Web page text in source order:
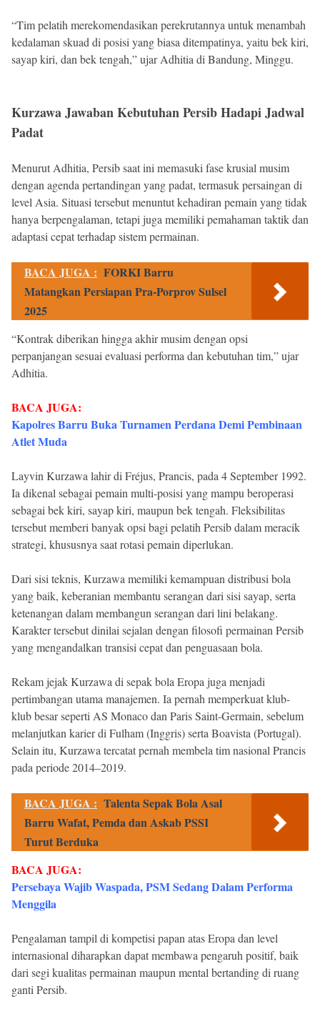
“Tim pelatih merekomendasikan perekrutannya untuk menambah
kedalaman skuad di posisi yang biasa ditempatinya, yaitu bek kiri,
sayap kiri, dan bek tengah,” ujar Adhitia di Bandung, Minggu.
Kurzawa Jawaban Kebutuhan Persib Hadapi Jadwal
Padat
Menurut Adhitia, Persib saat ini memasuki fase krusial musim
dengan agenda pertandingan yang padat, termasuk persaingan di
level Asia. Situasi tersebut menuntut kehadiran pemain yang tidak
hanya berpengalaman, tetapi juga memiliki pemahaman taktik dan
adaptasi cepat terhadap sistem permainan.
BACA JUGA : FORKI Barru
Matangkan Persiapan Pra-Porprov Sulsel
2025
“Kontrak diberikan hingga akhir musim dengan opsi
perpanjangan sesuai evaluasi performa dan kebutuhan tim,” ujar
Adhitia.
BACA JUGA:
Kapolres Barru Buka Turnamen Perdana Demi Pembinaan
Atlet Muda
Layvin Kurzawa lahir di Fréjus, Prancis, pada 4 September 1992.
Ia dikenal sebagai pemain multi-posisi yang mampu beroperasi
sebagai bek kiri, sayap kiri, maupun bek tengah. Fleksibilitas
tersebut memberi banyak opsi bagi pelatih Persib dalam meracik
strategi, khususnya saat rotasi pemain diperlukan.
Dari sisi teknis, Kurzawa memiliki kemampuan distribusi bola
yang baik, keberanian membantu serangan dari sisi sayap, serta
ketenangan dalam membangun serangan dari lini belakang.
Karakter tersebut dinilai sejalan dengan filosofi permainan Persib
yang mengandalkan transisi cepat dan penguasaan bola.
Rekam jejak Kurzawa di sepak bola Eropa juga menjadi
pertimbangan utama manajemen. Ia pernah memperkuat klub-
klub besar seperti AS Monaco dan Paris Saint-Germain, sebelum
melanjutkan karier di Fulham (Inggris) serta Boavista (Portugal).
Selain itu, Kurzawa tercatat pernah membela tim nasional Prancis
pada periode 2014–2019.
BACA JUGA : Talenta Sepak Bola Asal
Barru Wafat, Pemda dan Askab PSSI
Turut Berduka
BACA JUGA:
Persebaya Wajib Waspada, PSM Sedang Dalam Performa
Menggila
Pengalaman tampil di kompetisi papan atas Eropa dan level
internasional diharapkan dapat membawa pengaruh positif, baik
dari segi kualitas permainan maupun mental bertanding di ruang
ganti Persib.